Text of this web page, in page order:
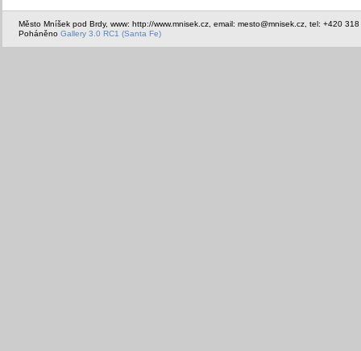
Město Mníšek pod Brdy, www: http://www.mnisek.cz, email: mesto@mnisek.cz, tel: +420
Poháněno Gallery 3.0 RC1 (Santa Fe)